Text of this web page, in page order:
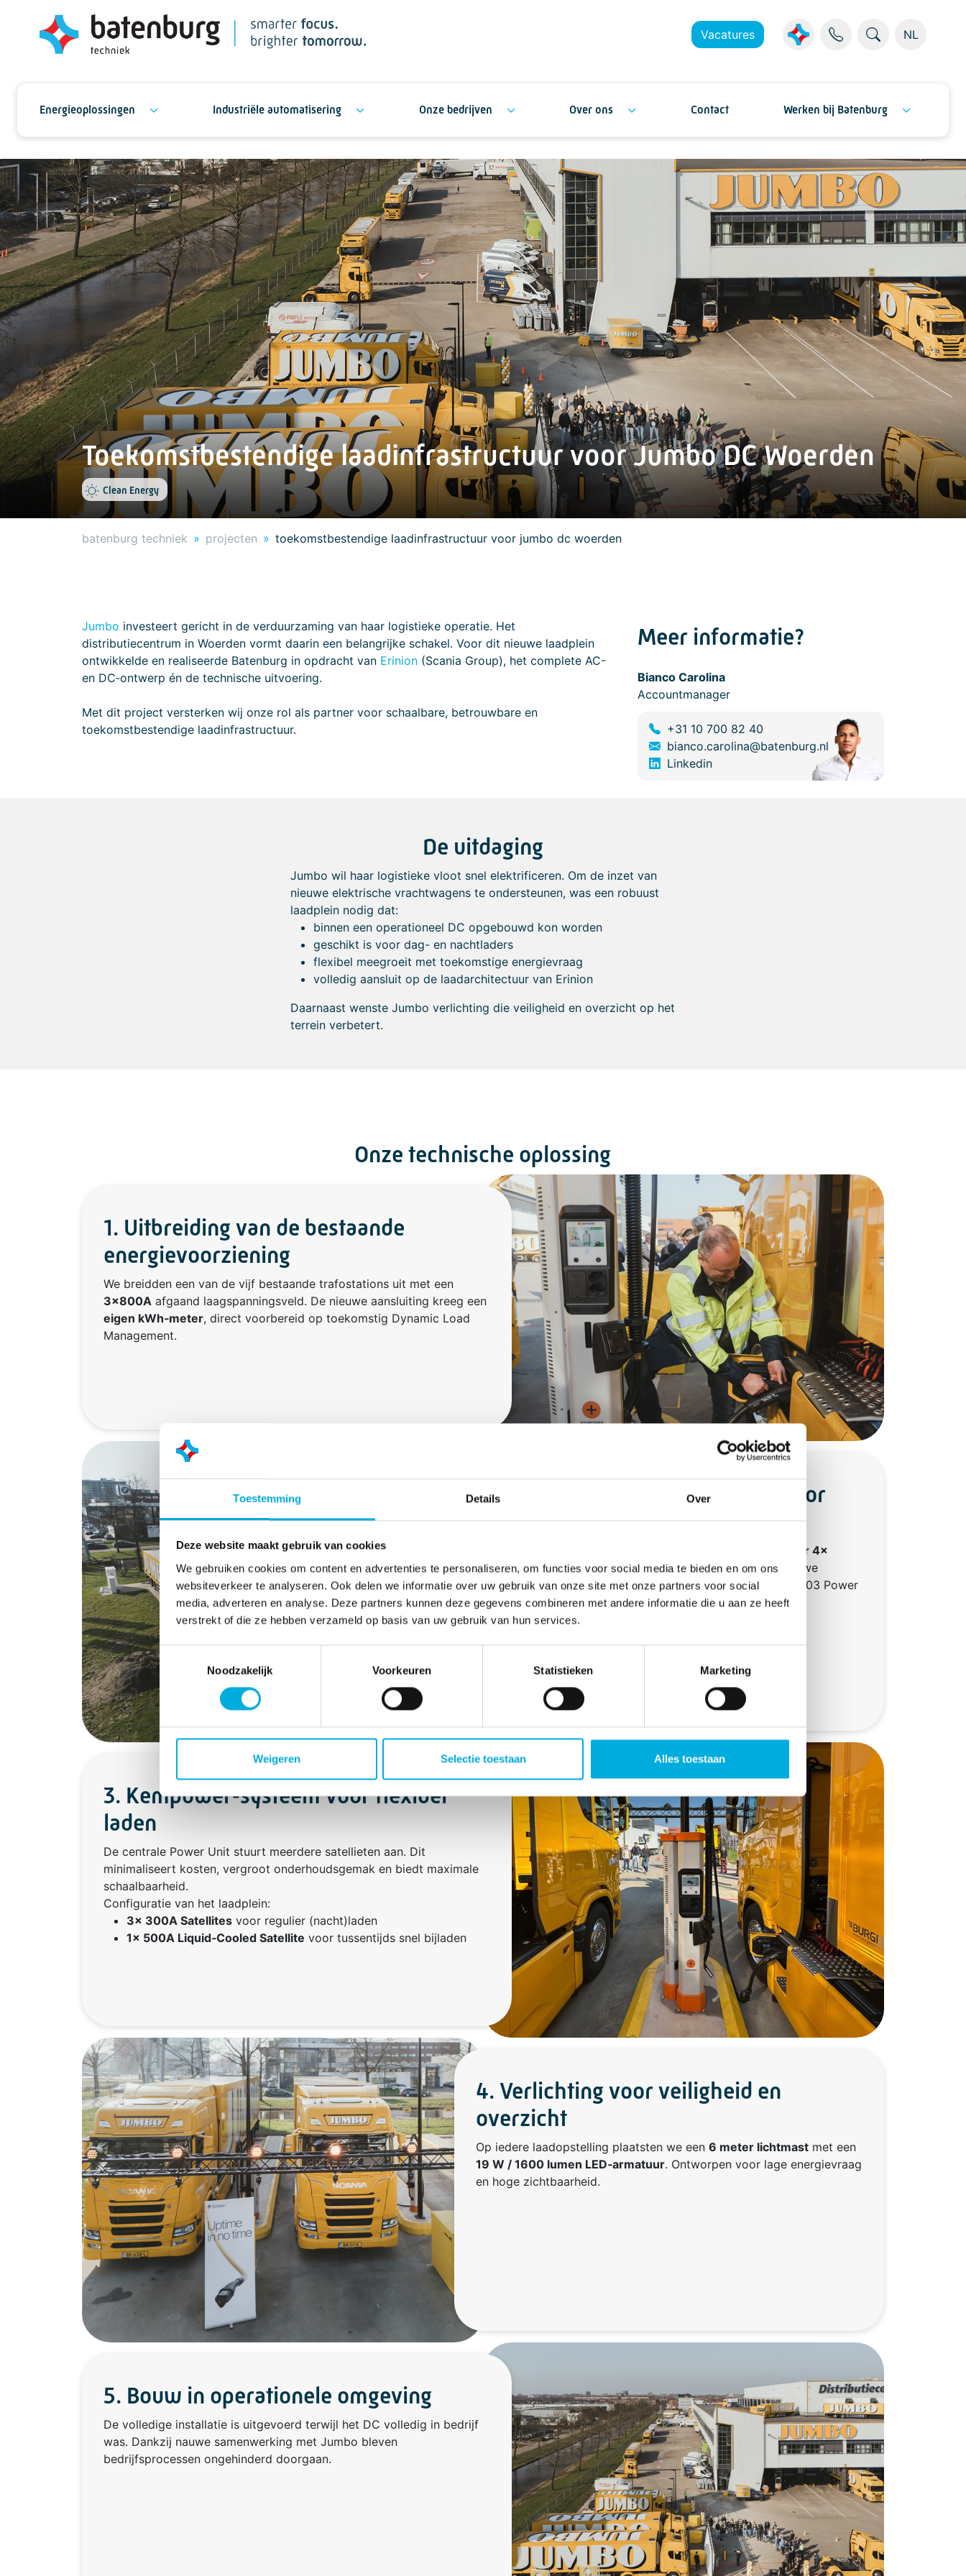
Toestemming Details Over
Deze website maakt gebruik van cookies
We gebruiken cookies om content en advertenties te personaliseren, om functies voor social media te bieden en om ons
websiteverkeer te analyseren. Ook delen we informatie over uw gebruik van onze site met onze partners voor social
media, adverteren en analyse. Deze partners kunnen deze gegevens combineren met andere informatie die u aan ze heeft
verstrekt of die ze hebben verzameld op basis van uw gebruik van hun services.
Toestemmingsselectie
Noodzakelijk
Voorkeuren Statistieken Marketing
Weigeren Selectie toestaan Alles toestaan
Vacatures NL
Energieoplossingen Industriële automatisering Onze bedrijven Over ons Contact Werken bij Batenburg
Toekomstbestendige laadinfrastructuur voor Jumbo DC Woerden
Clean Energy
batenburg techniek projecten toekomstbestendige laadinfrastructuur voor jumbo dc woerden
Jumbo investeert gericht in de verduurzaming van haar logistieke operatie. Het
distributiecentrum in Woerden vormt daarin een belangrijke schakel. Voor dit nieuwe laadplein
ontwikkelde en realiseerde Batenburg in opdracht van Erinion(Scania Group), het complete AC-
en DC‑ontwerp én de technische uitvoering.
Met dit project versterken wij onze rol als partner voor schaalbare, betrouwbare en
toekomstbestendige laadinfrastructuur.
Meer informatie?
Bianco Carolina
Accountmanager
+31 10 700 82 40
bianco.carolina@batenburg.nl
Linkedin
De uitdaging
Jumbo wil haar logistieke vloot snel elektrificeren. Om de inzet van
nieuwe elektrische vrachtwagens te ondersteunen, was een robuust
laadplein nodig dat:
binnen een operationeel DC opgebouwd kon worden
geschikt is voor dag- en nachtladers
flexibel meegroeit met toekomstige energievraag
volledig aansluit op de laadarchitectuur van Erinion
Daarnaast wenste Jumbo verlichting die veiligheid en overzicht op het
terrein verbetert.
Onze technische oplossing
1. Uitbreiding van de bestaande
energievoorziening
We breidden een van de vijf bestaande trafostations uit met een
3×800Aafgaand laagspanningsveld. De nieuwe aansluiting kreeg een
eigen kWh‑meter, direct voorbereid op toekomstig Dynamic Load
Management.
2. Ondergrondse infrastructuur voor
zware belasting
250 meter 4×
4×240 mm² aluminium AC‑bekabelingaan richting de nieuwe
verdeelkast. Vanuit hier voedt het systeem de Kempower C803 Power
Unit.
3. Kempower‑systeem voor flexibel
laden
De centrale Power Unit stuurt meerdere satellieten aan. Dit
minimaliseert kosten, vergroot onderhoudsgemak en biedt maximale
schaalbaarheid.
Configuratie van het laadplein:
3× 300A Satellitesvoor regulier (nacht)laden
1× 500A Liquid‑Cooled Satellite voor tussentijds snel bijladen
4. Verlichting voor veiligheid en
overzicht
Op iedere laadopstelling plaatsten we een 6 meter lichtmastmet een
19 W / 1600 lumen LED‑armatuur. Ontworpen voor lage energievraag
en hoge zichtbaarheid.
5. Bouw in operationele omgeving
De volledige installatie is uitgevoerd terwijl het DC volledig in bedrijf
was. Dankzij nauwe samenwerking met Jumbo bleven
bedrijfsprocessen ongehinderd doorgaan.